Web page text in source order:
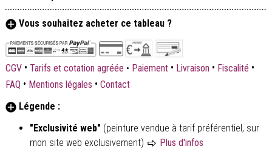
Vous souhaitez acheter ce tableau ?
CGV • Tarifs et cotation agréée • Paiement • Livraison • Fiscalité •
FAQ • Mentions légales • Contact
Légende :
"Exclusivité web" (peinture vendue à tarif préférentiel, sur
mon site web exclusivement)
Plus d'infos